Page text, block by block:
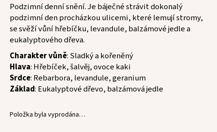
Podzimní denní snění. Je báječné strávit dokonalý
podzimní den procházkou ulicemi, které lemují stromy,
se svěží vůní hřebíčku, levandule, balzámové jedle a
eukalyptového dřeva.
Charakter vůně: Sladký a kořeněný
Hlava: Hřebíček, šalvěj, ovoce kaki
Srdce: Rebarbora, levandule, geranium
Základ: Eukalyptové dřevo, balzámová jedle
Položka byla vyprodána…
D
o
p
o
r
u
č
u
j
m